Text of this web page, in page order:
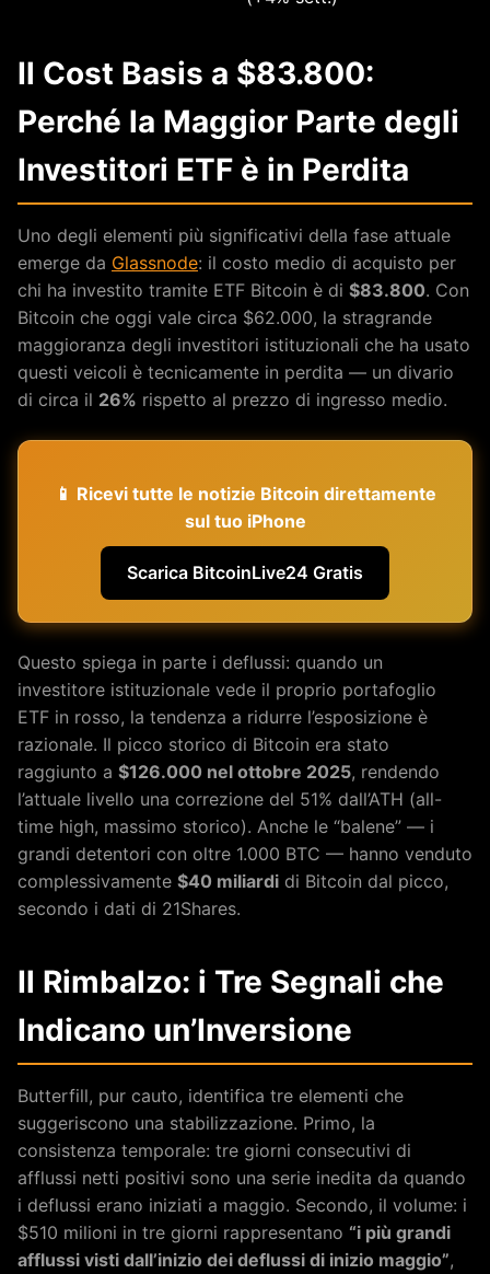
Il Cost Basis a $83.800:
Perché la Maggior Parte degli
Investitori ETF è in Perdita
Uno degli elementi più significativi della fase attuale
emerge da Glassnode: il costo medio di acquisto per
chi ha investito tramite ETF Bitcoin è di $83.800. Con
Bitcoin che oggi vale circa $62.000, la stragrande
maggioranza degli investitori istituzionali che ha usato
questi veicoli è tecnicamente in perdita — un divario
di circa il 26% rispetto al prezzo di ingresso medio.
📱 Ricevi tutte le notizie Bitcoin direttamente
sul tuo iPhone
Scarica BitcoinLive24 Gratis
Questo spiega in parte i deflussi: quando un
investitore istituzionale vede il proprio portafoglio
ETF in rosso, la tendenza a ridurre l’esposizione è
razionale. Il picco storico di Bitcoin era stato
raggiunto a $126.000 nel ottobre 2025, rendendo
l’attuale livello una correzione del 51% dall’ATH (all-
time high, massimo storico). Anche le “balene” — i
grandi detentori con oltre 1.000 BTC — hanno venduto
complessivamente $40 miliardi di Bitcoin dal picco,
secondo i dati di 21Shares.
Il Rimbalzo: i Tre Segnali che
Indicano un’Inversione
Butterfill, pur cauto, identifica tre elementi che
suggeriscono una stabilizzazione. Primo, la
consistenza temporale: tre giorni consecutivi di
afflussi netti positivi sono una serie inedita da quando
i deflussi erano iniziati a maggio. Secondo, il volume: i
$510 milioni in tre giorni rappresentano “i più grandi
afflussi visti dall’inizio dei deflussi di inizio maggio”,